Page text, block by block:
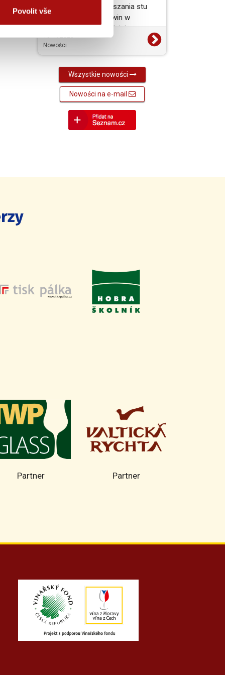
Povolit všetradycyjnie czas ogłaszania stu
najlepiej ocenionych win w
największym i najbardziej…
10. 1. 2025
Nowości
Wszystkie nowości
Nowości na e-mail
Partner Partner